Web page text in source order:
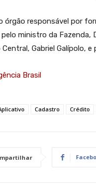
órgão responsável por
pelo ministro da
Gabriel Galípolo,
Brasil
Cadastro Crédito